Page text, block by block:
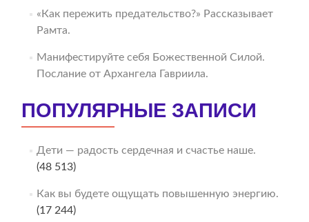
«Как пережить предательство?» Рассказывает
Рамта.
Манифестируйте себя Божественной Силой.
Послание от Архангела Гавриила.
ПОПУЛЯРНЫЕ ЗАПИСИ
Дети — радость сердечная и счастье наше.
(48 513)
Как вы будете ощущать повышенную энергию.
(17 244)